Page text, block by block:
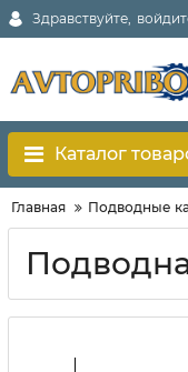
Здравствуйте,
Каталог
Главная Подводные